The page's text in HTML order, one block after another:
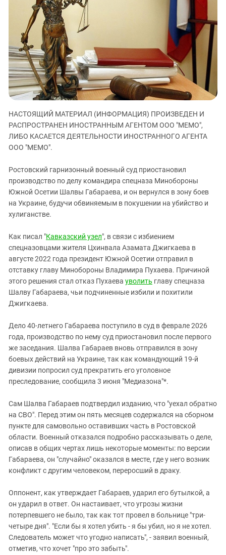
КАВКАЗ ЗА ПАЛЕСТИНУ
ИНАКОМЫСЛИЕ В ЧЕЧНЕ
ПРЕСЛЕДОВАНИЕ АКТИВИСТОВ
МОБИЛИЗАЦИЯ И ПРОТЕСТЫ
Дагестан
Ингушетия
Кабардино-Балкария
Калмыкия
Карачаево-Черкесия
Краснодарский край
Нагорный Карабах
Российская Федерация
Ростовская область
Северная Осетия - Алания
Ставропольский край
Чечня
Южная Осетия
НАСТОЯЩИЙ МАТЕРИАЛ (ИНФОРМАЦИЯ) ПРОИЗВЕДЕН И
РАСПРОСТРАНЕН ИНОСТРАННЫМ АГЕНТОМ ООО "МЕМО",
ЛИБО КАСАЕТСЯ ДЕЯТЕЛЬНОСТИ ИНОСТРАННОГО АГЕНТА
ООО "МЕМО".
Ростовский гарнизонный военный суд приостановил
производство по делу командира спецназа Минобороны
Южной Осетии Шалвы Габараева, и он вернулся в зону боев
на Украине, будучи обвиняемым в покушении на убийство и
хулиганстве.
Как писал "Кавказский узел", в связи с избиением
спецназовцами жителя Цхинвала Азамата Джигкаева в
августе 2022 года президент Южной Осетии отправил в
отставку главу Минобороны Владимира Пухаева. Причиной
этого решения стал отказ Пухаева уволить главу спецназа
Шалву Габараева, чьи подчиненные избили и похитили
Джигкаева.
Дело 40-летнего Габараева поступило в суд в феврале 2026
года, производство по нему суд приостановил после первого
же заседания. Шалва Габараев вновь отправился в зону
боевых действий на Украине, так как командующий 19-й
дивизии попросил суд прекратить его уголовное
преследование, сообщила 3 июня "Медиазона"*.
Сам Шалва Габараев подтвердил изданию, что "уехал обратно
на СВО". Перед этим он пять месяцев содержался на сборном
пункте для самовольно оставивших часть в Ростовской
области. Военный отказался подробно рассказывать о деле,
описав в общих чертах лишь некоторые моменты: по версии
Габараева, он "случайно" оказался в месте, где у него возник
конфликт с другим человеком, переросший в драку.
Оппонент, как утверждает Габараев, ударил его бутылкой, а
он ударил в ответ. Он настаивает, что угрозы жизни
потерпевшего не было, так как тот провел в больнице "три-
четыре дня". "Если бы я хотел убить - я бы убил, но я не хотел.
Следователь может что угодно написать", - заявил военный,
отметив, что хочет "про это забыть".